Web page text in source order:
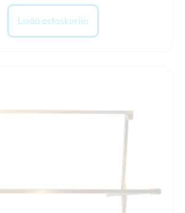
Lisää ostoskoriin